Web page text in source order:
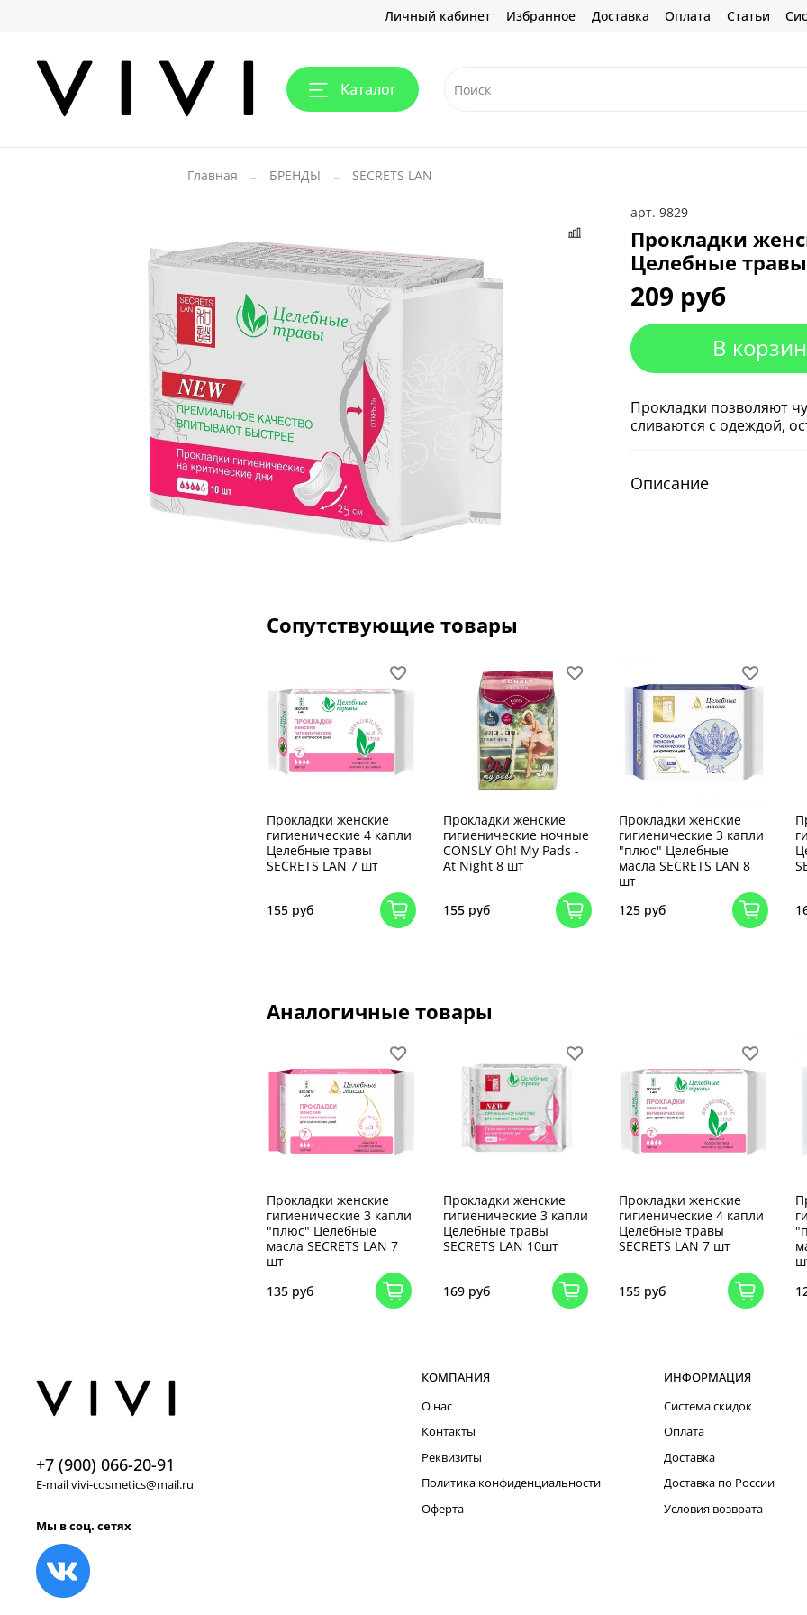
Личный кабинет Избранное Доставка Оплата Статьи
Каталог
Главная БРЕНДЫ SECRETS LAN
арт. 9829
Прокладки
Целебные травы
209 руб
В
Прокладки позволяют
сливаются с одеждой,
Описание
Сопутствующие товары
Прокладки женские
гигиенические 4 капли
Целебные травы
SECRETS LAN 7 шт
155 руб
Прокладки женские
гигиенические ночные
CONSLY Oh! My Pads -
At Night 8 шт
155 руб
Прокладки женские
гигиенические 3 капли
"плюс" Целебные
масла SECRETS LAN 8
шт
125 руб
Аналогичные товары
Прокладки женские
гигиенические 3 капли
"плюс" Целебные
масла SECRETS LAN 7
шт
135 руб
Прокладки женские
гигиенические 3 капли
Целебные травы
SECRETS LAN 10шт
169 руб
Прокладки женские
гигиенические 4 капли
Целебные травы
SECRETS LAN 7 шт
155 руб
КОМПАНИЯ
О нас
Контакты
Реквизиты
Политика конфиденциальности
Оферта
ИНФОРМАЦИЯ
Система скидок
Оплата
Доставка
Доставка по России
Условия возврата
+7 (900) 066-20-91
E-mail vivi-cosmetics@mail.ru
Мы в соц. сетях